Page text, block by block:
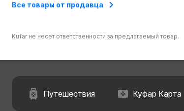
Все товары от продавца
Kufar не несет ответственности за предлагаемый товар.
Путешествия Куфар Карта